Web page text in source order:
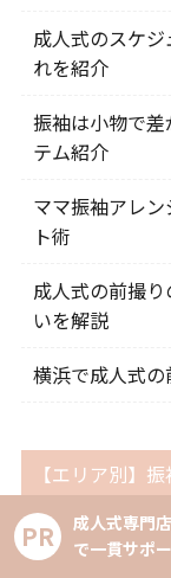
成人式のスケ
れを紹介
振袖は小物で
テム紹介
ママ振袖アレ
ト術
成人式の前撮
いを解説
横浜で成人式
【エリア別】
【金沢区】おす
PR
成人式専門
で一貫サポ